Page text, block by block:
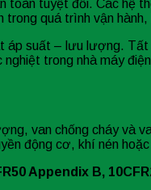
toàn tuyệt đối. Các hệ
trong quá trình vận
áp suất – lưu lượng.
trong nhà máy
van chống cháy và
động cơ, khí nén
Appendix B,